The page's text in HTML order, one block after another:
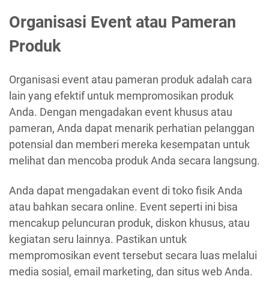
Organisasi Event atau Pameran
Produk
Organisasi event atau pameran produk adalah cara
lain yang efektif untuk mempromosikan produk
Anda. Dengan mengadakan event khusus atau
pameran, Anda dapat menarik perhatian pelanggan
potensial dan memberi mereka kesempatan untuk
melihat dan mencoba produk Anda secara langsung.
Anda dapat mengadakan event di toko fisik Anda
atau bahkan secara online. Event seperti ini bisa
mencakup peluncuran produk, diskon khusus, atau
kegiatan seru lainnya. Pastikan untuk
mempromosikan event tersebut secara luas melalui
media sosial, email marketing, dan situs web Anda.